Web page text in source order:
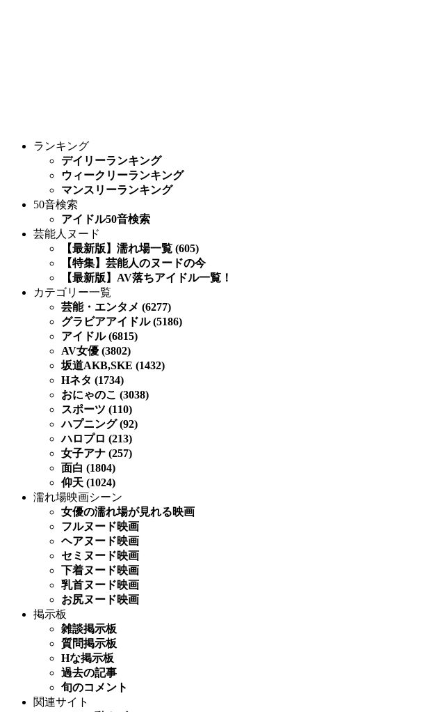
ランキング
デイリーランキング
ウィークリーランキング
マンスリーランキング
50音検索
アイドル50音検索
芸能人ヌード
【最新版】濡れ場一覧 (605)
【特集】芸能人のヌードの今
【最新版】AV落ちアイドル一覧！
カテゴリー一覧
芸能・エンタメ (6277)
グラビアアイドル (5186)
アイドル (6815)
AV女優 (3802)
坂道AKB,SKE (1432)
Hネタ (1734)
おにゃのこ (3038)
スポーツ (110)
ハプニング (92)
ハロプロ (213)
女子アナ (257)
面白 (1804)
仰天 (1024)
濡れ場映画シーン
女優の濡れ場が見れる映画
フルヌード映画
ヘアヌード映画
セミヌード映画
下着ヌード映画
乳首ヌード映画
お尻ヌード映画
掲示板
雑談掲示板
質問掲示板
Hな掲示板
過去の記事
旬のコメント
関連サイト